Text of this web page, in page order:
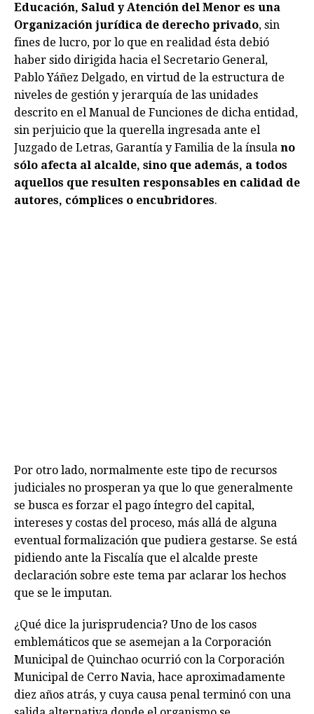
Educación, Salud y Atención del Menor es una
Organización jurídica de derecho privado, sin
fines de lucro, por lo que en realidad ésta debió
haber sido dirigida hacia el Secretario General,
Pablo Yáñez Delgado, en virtud de la estructura de
niveles de gestión y jerarquía de las unidades
descrito en el Manual de Funciones de dicha entidad,
sin perjuicio que la querella ingresada ante el
Juzgado de Letras, Garantía y Familia de la ínsula no
sólo afecta al alcalde, sino que además, a todos
aquellos que resulten responsables en calidad de
autores, cómplices o encubridores.
Por otro lado, normalmente este tipo de recursos
judiciales no prosperan ya que lo que generalmente
se busca es forzar el pago íntegro del capital,
intereses y costas del proceso, más allá de alguna
eventual formalización que pudiera gestarse. Se está
pidiendo ante la Fiscalía que el alcalde preste
declaración sobre este tema par aclarar los hechos
que se le imputan.
¿Qué dice la jurisprudencia? Uno de los casos
emblemáticos que se asemejan a la Corporación
Municipal de Quinchao ocurrió con la Corporación
Municipal de Cerro Navia, hace aproximadamente
diez años atrás, y cuya causa penal terminó con una